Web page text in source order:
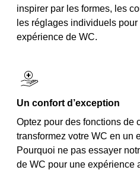
inspirer par les formes, les
les réglages individuels
expérience de WC.
Un confort d’exception
Optez pour des fonctions de
transformez votre WC en un
Pourquoi ne pas essayer
de WC pour une expérience